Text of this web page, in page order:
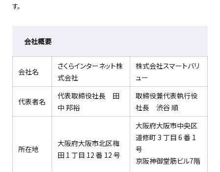
す。
会社概要
会社名
さくらインターネット株
式会社
株式会社スマートバリ
ュー
代表者名
代表取締役社長 田
中 邦裕
取締役兼代表執行役
社長 渋谷 順
所在地
大阪府大阪市北区梅
田 1 丁目 12 番 12 号
大阪府大阪市中央区
道修町 3 丁目 6 番 1
号
京阪神御堂筋ビル7階